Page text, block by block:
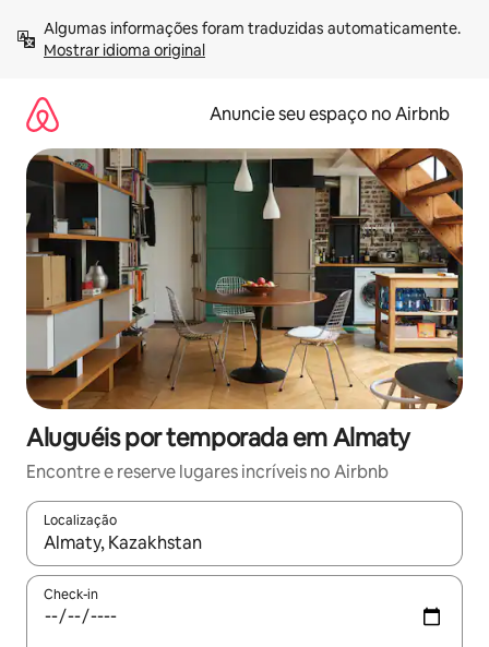
para
Mostrar idioma original
Anuncie seu espaço no Airbnb
Aluguéis por temporada em Almaty
Encontre e reserve lugares incríveis no Airbnb
Localização
Quando os resultados estiverem disponíveis, explore-os
Check-in